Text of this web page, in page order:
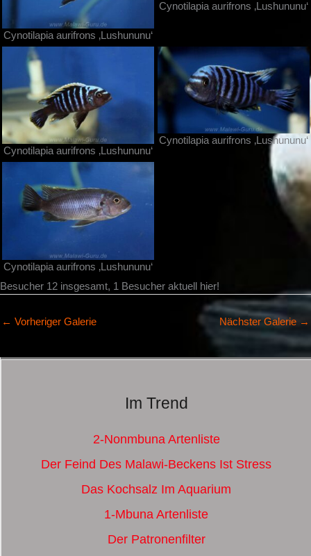
Cynotilapia aurifrons ‚Lushununu‘
Cynotilapia aurifrons ‚Lushununu‘
Cynotilapia aurifrons ‚Lushununu‘
Cynotilapia aurifrons ‚Lushununu‘
Cynotilapia aurifrons ‚Lushununu‘
Besucher 12 insgesamt, 1 Besucher aktuell hier!
← Vorheriger Galerie Nächster Galerie →
Im Trend
2-Nonmbuna Artenliste
Der Feind Des Malawi-Beckens Ist Stress
Das Kochsalz Im Aquarium
1-Mbuna Artenliste
Der Patronenfilter